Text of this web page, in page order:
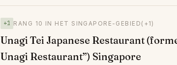
+1 RANG 10 IN HET SINGAPORE-GEBIED (+1)
Unagi Tei Japanese Restaurant
Unagi Restaurant”) Singapore